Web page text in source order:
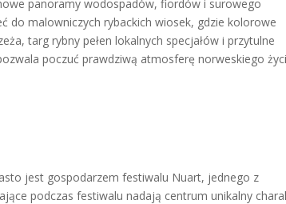
panoramy wodospadów, fiordów i surowego
do malowniczych rybackich wiosek, gdzie kolorowe
targ rybny pełen lokalnych specjałów i przytulne
poczuć prawdziwą atmosferę norweskiego
jest gospodarzem festiwalu Nuart, jednego z
podczas festiwalu nadają centrum unikalny